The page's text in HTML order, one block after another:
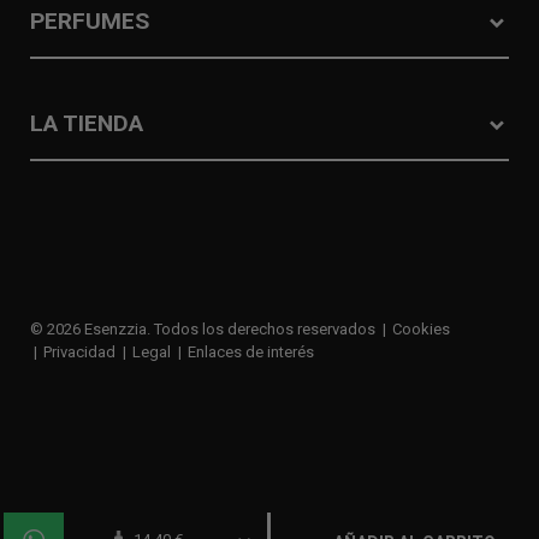
PERFUMES
LA TIENDA
© 2026 Esenzzia. Todos los derechos reservados
Cookies
Privacidad
Legal Enlaces de interés